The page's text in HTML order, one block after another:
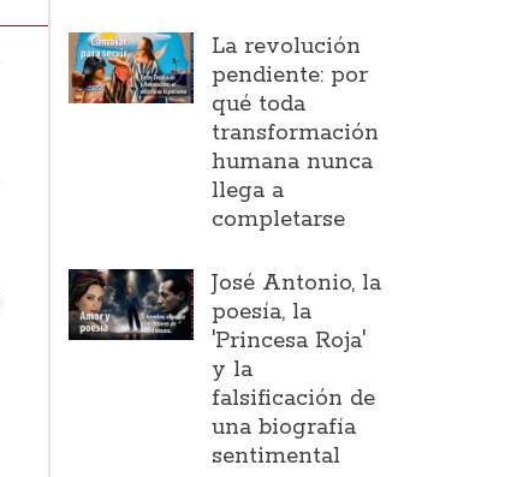
La revolución
pendiente: por
qué toda
transformación
humana nunca
llega a
completarse
José Antonio, la
poesía, la
'Princesa Roja'
y la
falsificación de
una biografía
sentimental